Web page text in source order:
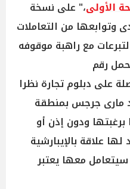
الأولى،" على نسخة
وتوابعها من التعاملات
مع راهبة موقوفه
رقم
وحاصلة على دبلوم تجارة نظرا
مارى جرجس بمنطقة
ودون إذن أو
علاقة بالإيبارشية
معها يعتبر